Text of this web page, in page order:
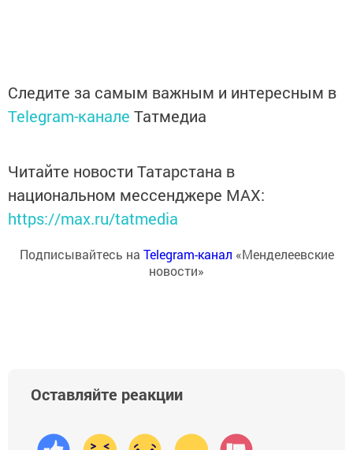
Следите за самым важным и интересным в
Telegram-канале Татмедиа
Читайте новости Татарстана в
национальном мессенджере MАХ:
https://max.ru/tatmedia
Подписывайтесь на Telegram-канал «Менделеевские
новости»
Оставляйте реакции